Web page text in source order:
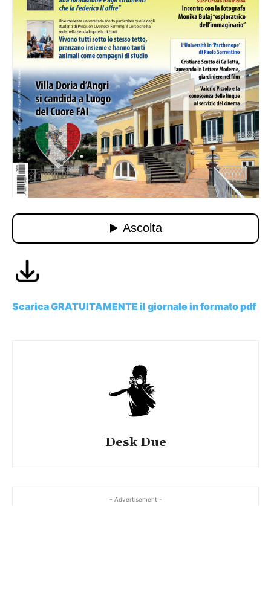
Scarica GRATUITAMENTE il giornale in formato pdf
Desk Due
- Advertisement -